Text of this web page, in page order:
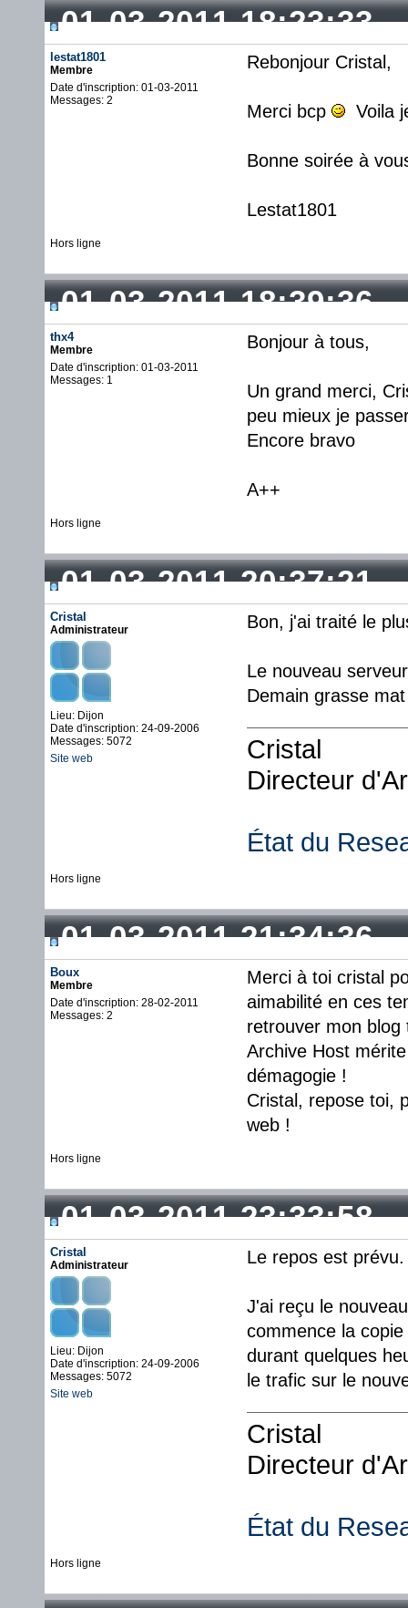
01-03-2011 18:23:33
lestat1801
Membre
Date d'inscription: 01-03-2011
Messages: 2
Rebonjour Cristal,
Merci bcp Voila
Bonne soirée à
Lestat1801
Hors ligne
01-03-2011 18:39:36
thx4
Membre
Date d'inscription: 01-03-2011
Messages: 1
Bonjour à tous,
Un grand merci,
peu mieux je
Encore bravo
A++
Hors ligne
01-03-2011 20:37:21
Cristal
Administrateur
Lieu: Dijon
Date d'inscription: 24-09-2006
Messages: 5072
Site web
Bon, j'ai traité le
Le nouveau
Demain grasse
Cristal
Directeur
État du
Hors ligne
01-03-2011 21:34:36
Boux
Membre
Date d'inscription: 28-02-2011
Messages: 2
Merci à toi cristal
aimabilité en ces
retrouver mon blog
Archive Host
démagogie !
Cristal, repose toi,
web !
Hors ligne
01-03-2011 23:33:58
Cristal
Administrateur
Lieu: Dijon
Date d'inscription: 24-09-2006
Messages: 5072
Site web
Le repos est prévu.
J'ai reçu le
commence la
durant quelques
le trafic sur le
Cristal
Directeur
État du
Hors ligne